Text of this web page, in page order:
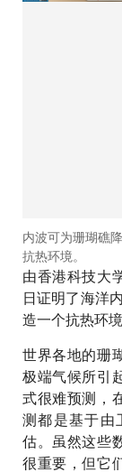
内波可为珊瑚礁
抗热环境。
由香港科技大
日证明了海洋
造一个抗热环
世界各地的珊
极端气候所引
式很难预测，
测都是基于由
估。虽然这些
很重要，但它